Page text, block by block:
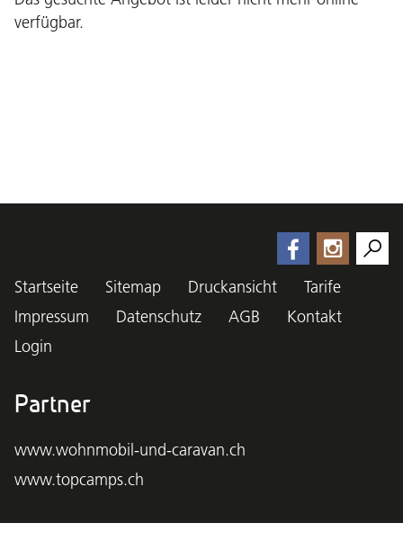
verfügbar.
Startseite Sitemap Druckansicht
Tarife
Impressum
Datenschutz AGB
Kontakt
Login
Partner
www.wohnmobil-und-caravan.ch
www.topcamps.ch